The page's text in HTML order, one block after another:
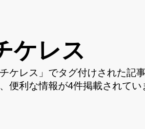
ケレス
ケレス」でタグ付けされた記
便利な情報が4件掲載されてい